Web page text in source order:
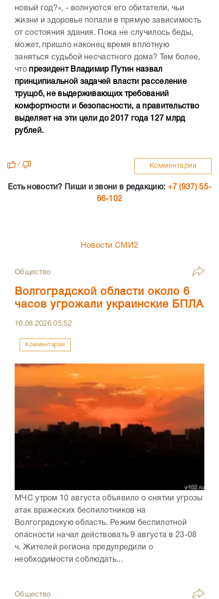
новый год?», - волнуются его обитатели, чьи
жизни и здоровье попали в прямую зависимость
от состояния здания. Пока не случилось беды,
может, пришло наконец время вплотную
заняться судьбой несчастного дома? Тем более,
чтопрезидент Владимир Путин назвал
принципиальной задачей власти расселение
трущоб, не выдерживающих требований
комфортности и безопасности, а правительство
выделяет на эти цели до 2017 года 127 млрд
рублей.
/ Комментарии
Есть новости? Пиши и звони в редакцию: +7 (937) 55-
66-102
Новости СМИ2
Общество
Волгоградской области около 6
часов угрожали украинские БПЛА
10.08.202605:52
Комментарии
МЧС утром 10 августа объявило о снятии угрозы
атак вражеских беспилотников на
Волгоградскую область. Режим беспилотной
опасности начал действовать 9 августа в 23-08
ч. Жителей региона предупредили о
необходимости соблюдать...
Общество